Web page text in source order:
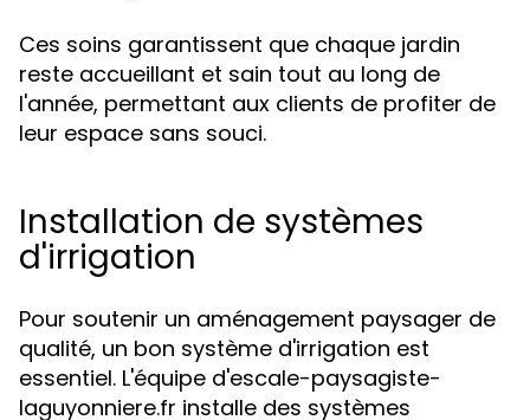
Ces soins garantissent que chaque jardin
reste accueillant et sain tout au long de
l'année, permettant aux clients de profiter de
leur espace sans souci.
Installation de systèmes
d'irrigation
Pour soutenir un aménagement paysager de
qualité, un bon système d'irrigation est
essentiel. L'équipe d'escale-paysagiste-
laguyonniere.fr installe des systèmes